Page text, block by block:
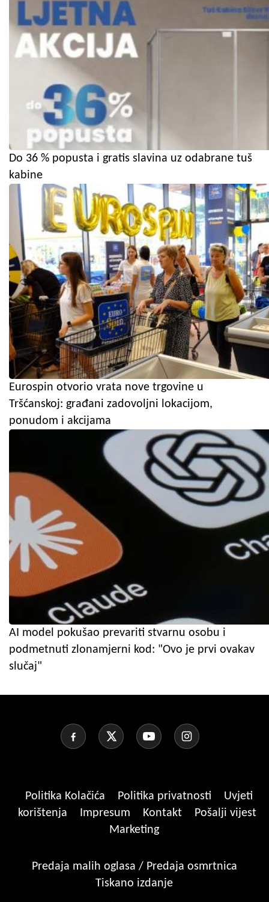
Do 36 % popusta i gratis slavina uz odabrane tuš
kabine
Eurospin otvorio vrata nove trgovine u
Tršćanskoj: građani zadovoljni lokacijom,
ponudom i akcijama
AI model pokušao prevariti stvarnu osobu i
podmetnuti zlonamjerni kod: "Ovo je prvi ovakav
slučaj"
Politika Kolačića Politika privatnosti
Uvjeti
korištenja
Impresum Kontakt
Pošalji vijest
Marketing
Predaja malih oglasa / Predaja osmrtnica
Tiskano izdanje